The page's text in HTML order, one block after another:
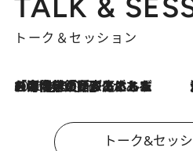
トーク＆セッション
2026.8.3
「今後値上げがあるとすれば…」「リスクがあるのは今年の冬」エネルギー専門家が語る、ホルムズ海峡封鎖が家庭にもたらす“ある心配” 「
トーク&セッ